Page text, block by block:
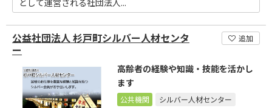
公益社団法人 杉戸町シルバー人材センタ
ー
追加
高齢者の経験や知識・技能を活かし
ます
公共機関 シルバー人材センター